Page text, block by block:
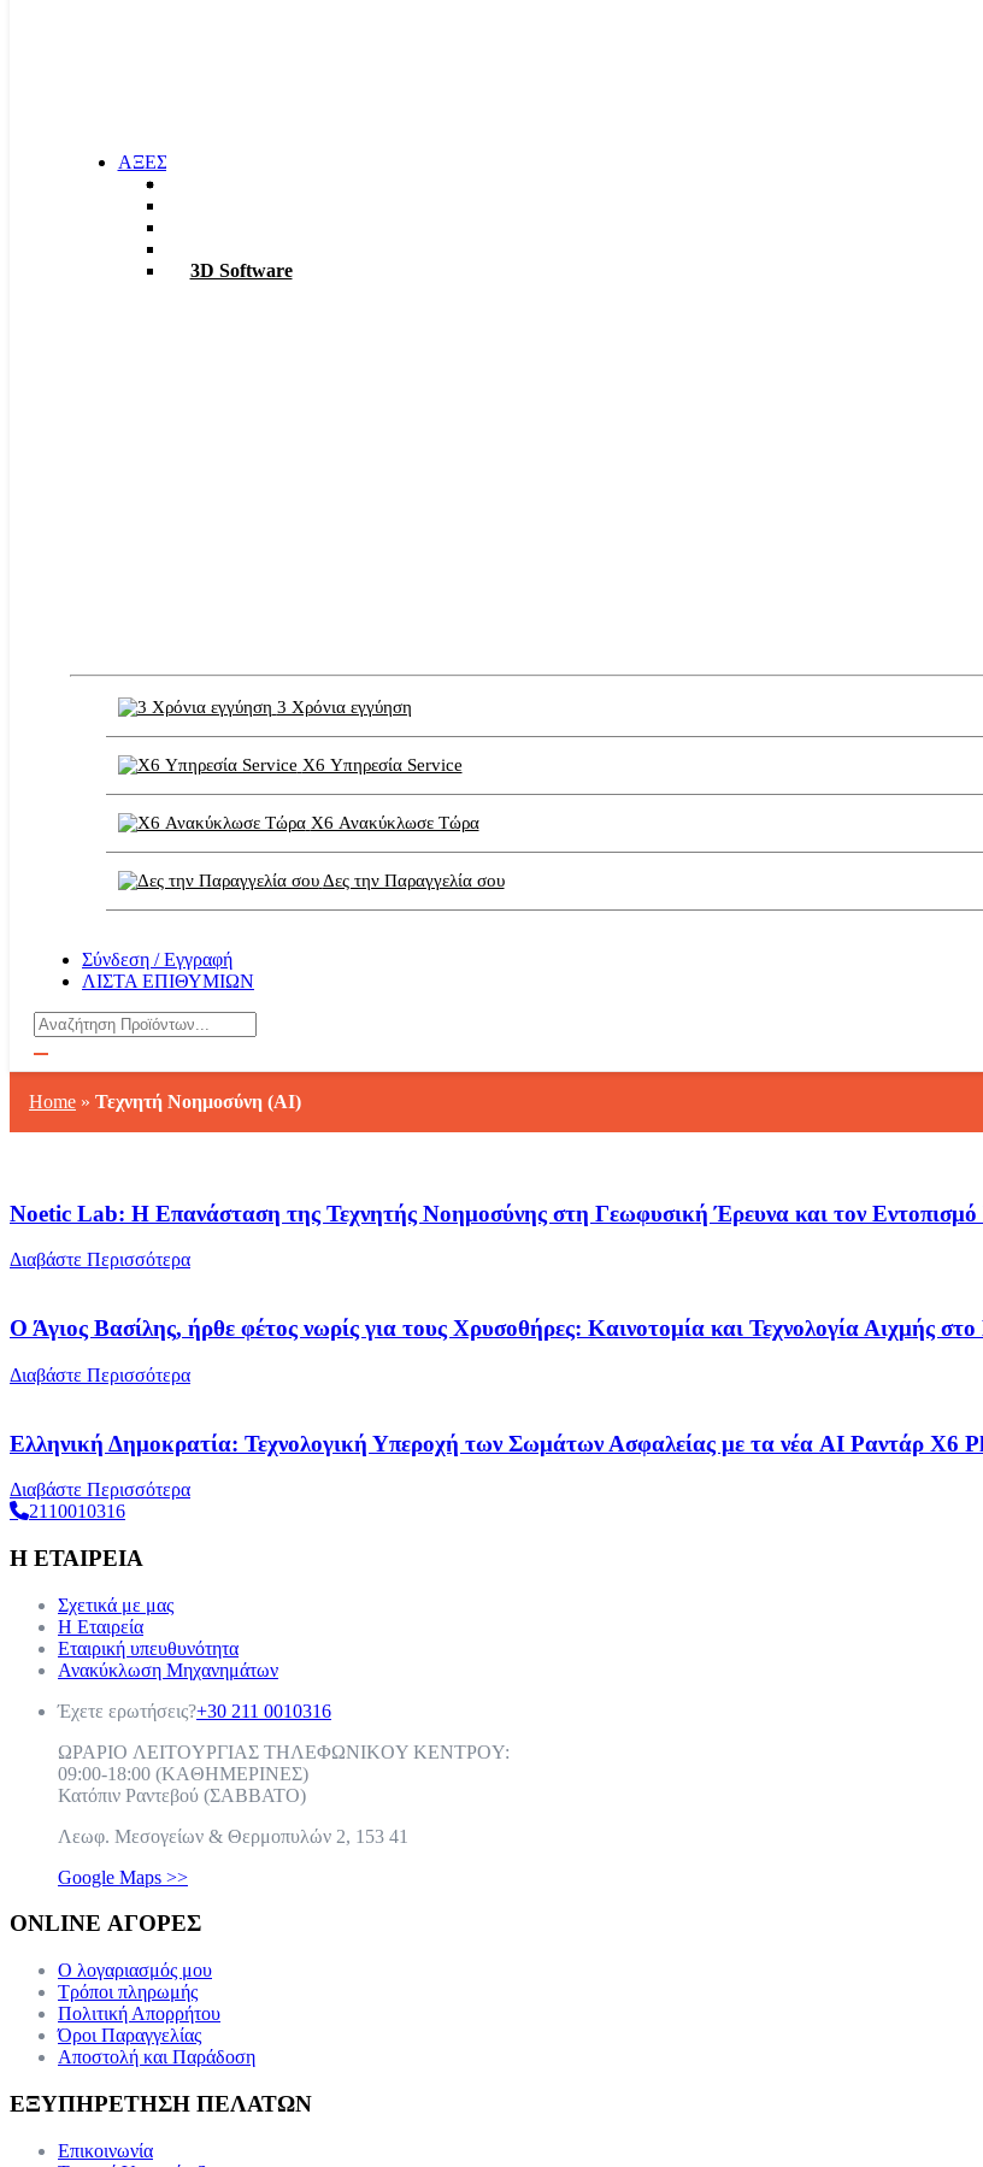
ΑΞΕΣΟΥΑΡ
3D Software
3 Χρόνια εγγύηση
X6 Υπηρεσία Service
X6 Ανακύκλωσε Τώρα
Δες την Παραγγελία σου
Σύνδεση / Εγγραφή
ΛΙΣΤΑ ΕΠΙΘΥΜΙΩΝ
Αναζήτηση
Home » Τεχνητή Νοημοσύνη (AI)
Noetic Lab: Η Επανάσταση της Τεχνητής Νοημοσύνης στη Γεωφυσική Έρευνα και τον
Διαβάστε Περισσότερα
Ο Άγιος Βασίλης, ήρθε φέτος νωρίς για τους Χρυσοθήρες: Καινοτομία και Τεχνολογία Αιχμής
Διαβάστε Περισσότερα
Ελληνική Δημοκρατία: Τεχνολογική Υπεροχή των Σωμάτων Ασφαλείας με τα νέα AI Ραντάρ X6
Διαβάστε Περισσότερα
2110010316
Η ΕΤΑΙΡΕΙΑ
Σχετικά με μας
Η Εταιρεία
Εταιρική υπευθυνότητα
Ανακύκλωση Μηχανημάτων
Έχετε ερωτήσεις?+30 211 0010316
ΩPAPIO ΛEITOYPΓIAΣ THΛEΦΩNIKOY KENTPOY:
09:00-18:00 (KAΘHMEPINEΣ)
Κατόπιν Ραντεβού (ΣABBATO)
Λεωφ. Μεσογείων & Θερμοπυλών 2, 153 41
Google Maps >>
ONLINE ΑΓΟΡΕΣ
Ο λογαριασμός μου
Τρόποι πληρωμής
Πολιτική Απορρήτου
Όροι Παραγγελίας
Αποστολή και Παράδοση
ΕΞΥΠΗΡΕΤΗΣΗ ΠΕΛΑΤΩΝ
Επικοινωνία